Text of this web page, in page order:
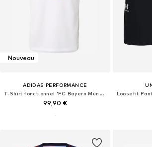
Nouveau
ADIDAS PERFORMANCE
T-Shirt fonctionnel 'FC Bayern München 26-27'
99,90 €